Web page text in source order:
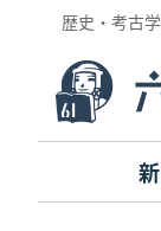
歴史・考古